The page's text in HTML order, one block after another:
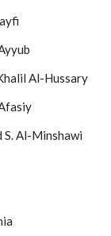
Al-Hussary
S. Al-Minshawi